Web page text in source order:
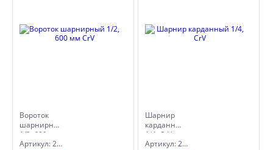
Вороток
шарнирный
1/2, 600 мм
CrV
Артикул: 2845560
Шарнир
карданный
1/4, CrV
Артикул: 2805501